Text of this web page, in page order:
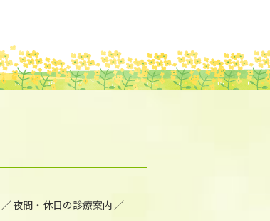
夜間・休日の診療案内